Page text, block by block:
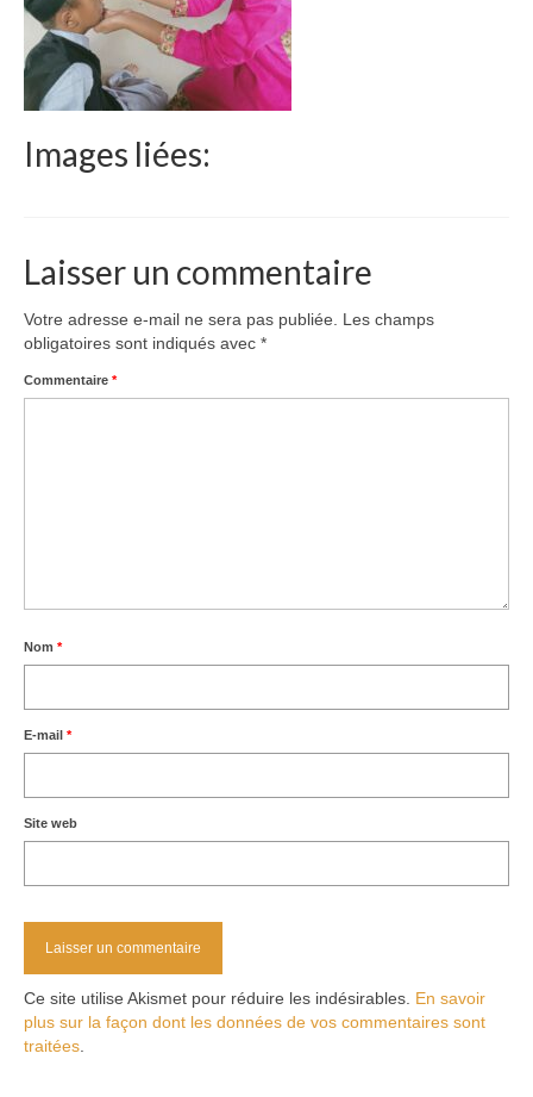
Actualités
Nous contacter
Images liées:
Laisser un commentaire
Votre adresse e-mail ne sera pas publiée.
Les champs
obligatoires sont indiqués avec *
Commentaire *
Nom *
E-mail *
Site web
Ce site utilise Akismet pour réduire les indésirables. En savoir
plus sur la façon dont les données de vos commentaires sont
traitées